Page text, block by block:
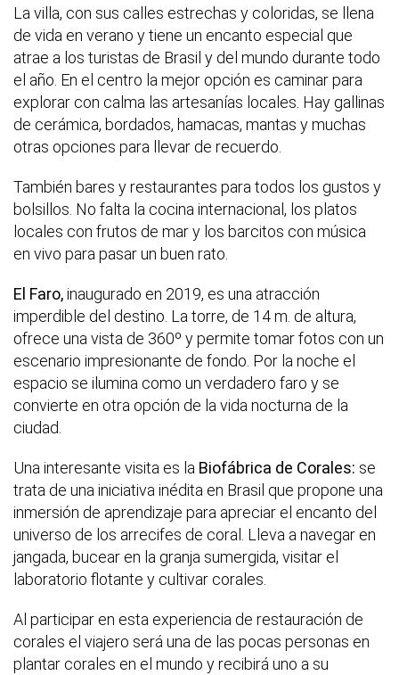
La villa, con sus calles estrechas y coloridas, se llena
de vida en verano y tiene un encanto especial que
atrae a los turistas de Brasil y del mundo durante todo
el año. En el centro la mejor opción es caminar para
explorar con calma las artesanías locales. Hay gallinas
de cerámica, bordados, hamacas, mantas y muchas
otras opciones para llevar de recuerdo.
También bares y restaurantes para todos los gustos y
bolsillos. No falta la cocina internacional, los platos
locales con frutos de mar y los barcitos con música
en vivo para pasar un buen rato.
El Faro,inaugurado en 2019, es una atracción
imperdible del destino. La torre, de 14 m. de altura,
ofrece una vista de 360º y permite tomar fotos con un
escenario impresionante de fondo. Por la noche el
espacio se ilumina como un verdadero faro y se
convierte en otra opción de la vida nocturna de la
ciudad.
Una interesante visita es la Biofábrica de Corales: se
trata de una iniciativa inédita en Brasil que propone una
inmersión de aprendizaje para apreciar el encanto del
universo de los arrecifes de coral. Lleva a navegar en
jangada, bucear en la granja sumergida, visitar el
laboratorio flotante y cultivar corales.
Al participar en esta experiencia de restauración de
corales el viajero será una de las pocas personas en
plantar corales en el mundo y recibirá uno a su